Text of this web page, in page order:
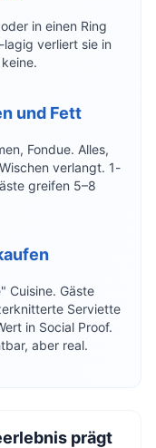
in einen Ring
verliert sie in
und Fett
Fondue. Alles,
verlangt. 1-
greifen 5–8
Cuisine. Gäste
Serviette
in Social Proof.
aber real.
prägt